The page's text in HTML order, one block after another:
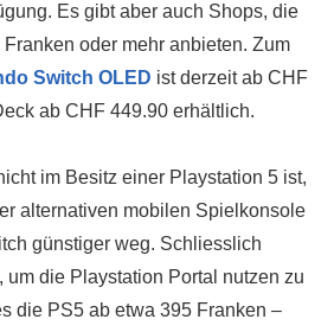
Es gibt aber auch Shops, die
oder mehr anbieten. Zum
Switch OLED ist derzeit ab CHF
ab CHF 449.90 erhältlich.
im Besitz einer Playstation 5 ist,
alternativen mobilen Spielkonsole
günstiger weg. Schliesslich
um die Playstation Portal nutzen zu
die PS5 ab etwa 395 Franken –